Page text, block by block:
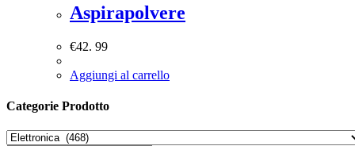
Aspirapolvere
€42. 99
Aggiungi al carrello
Categorie Prodotto